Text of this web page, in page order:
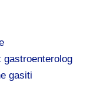
gastroenterolog
gasiti